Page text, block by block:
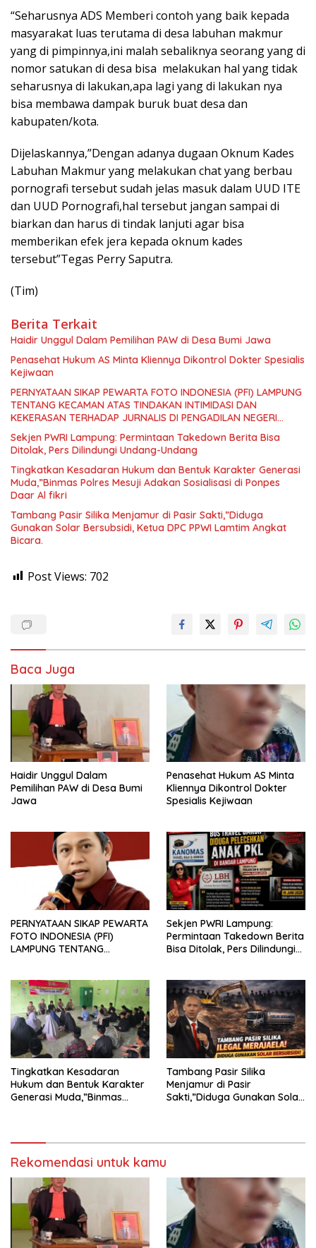
“Seharusnya ADS Memberi contoh yang baik kepada
masyarakat luas terutama di desa labuhan makmur
yang di pimpinnya,ini malah sebaliknya seorang yang di
nomor satukan di desa bisa melakukan hal yang tidak
seharusnya di lakukan,apa lagi yang di lakukan nya
bisa membawa dampak buruk buat desa dan
kabupaten/kota.
Dijelaskannya,”Dengan adanya dugaan Oknum Kades
Labuhan Makmur yang melakukan chat yang berbau
pornografi tersebut sudah jelas masuk dalam UUD ITE
dan UUD Pornografi,hal tersebut jangan sampai di
biarkan dan harus di tindak lanjuti agar bisa
memberikan efek jera kepada oknum kades
tersebut”Tegas Perry Saputra.
(Tim)
Berita Terkait
Haidir Unggul Dalam Pemilihan PAW di Desa Bumi Jawa
Penasehat Hukum AS Minta Kliennya Dikontrol Dokter Spesialis
Kejiwaan
PERNYATAAN SIKAP PEWARTA FOTO INDONESIA (PFI) LAMPUNG
TENTANG KECAMAN ATAS TINDAKAN INTIMIDASI DAN
KEKERASAN TERHADAP JURNALIS DI PENGADILAN NEGERI
Sekjen PWRI Lampung: Permintaan Takedown Berita Bisa
Ditolak, Pers Dilindungi Undang-Undang
Tingkatkan Kesadaran Hukum dan Bentuk Karakter Generasi
Muda,”Binmas Polres Mesuji Adakan Sosialisasi di Ponpes
Daar Al fikri
Tambang Pasir Silika Menjamur di Pasir Sakti,”Diduga
Gunakan Solar Bersubsidi, Ketua DPC PPWI Lamtim Angkat
Bicara.
Post Views: 702
Baca Juga
Haidir Unggul Dalam
Pemilihan PAW di Desa Bumi
Jawa
Penasehat Hukum AS Minta
Kliennya Dikontrol Dokter
Spesialis Kejiwaan
PERNYATAAN SIKAP PEWARTA
FOTO INDONESIA (PFI)
LAMPUNG TENTANG
TERHADAP JURNALIS DI
PENGADILAN NEGERI
TANJUNG KARANG.
Sekjen PWRI Lampung:
Permintaan Takedown Berita
Bisa Ditolak, Pers Dilindungi
Tingkatkan Kesadaran
Hukum dan Bentuk Karakter
Generasi Muda,”Binmas
Tambang Pasir Silika
Menjamur di Pasir
Sakti,”Diduga Gunakan Solar
Rekomendasi untuk kamu